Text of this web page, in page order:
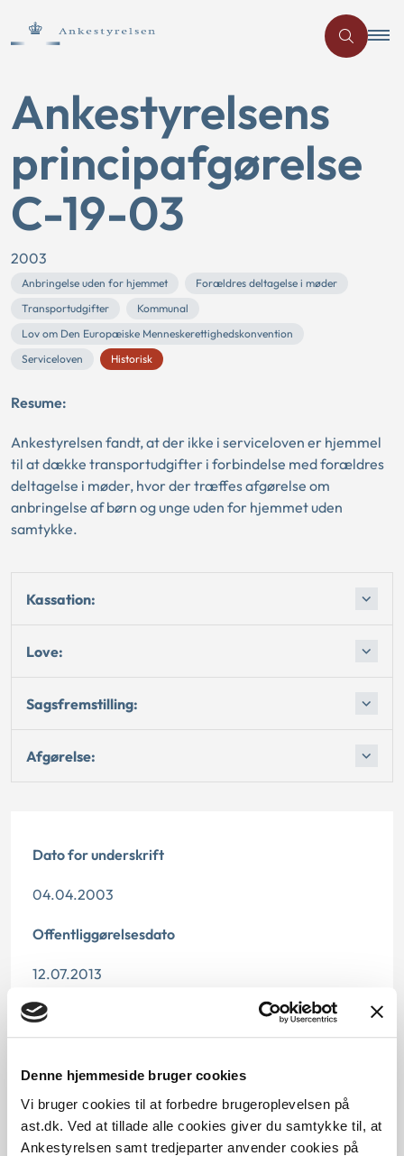
Denne hjemmeside bruger cookies
Vi bruger cookies til at forbedre brugeroplevelsen på
ast.dk. Ved at tillade alle cookies giver du samtykke til, at
Ankestyrelsen samt tredjeparter anvender cookies på
Ankestyrelsens
principafgørelse
C-19-03
2003
Anbringelse uden for hjemmet
Forældres deltagelse i møder
Transportudgifter
Kommunal
Lov om Den Europæiske Menneskerettighedskonvention
Serviceloven
Historisk
Resume:
Ankestyrelsen fandt, at der ikke i serviceloven er hjemmel
til at dække transportudgifter i forbindelse med forældres
deltagelse i møder, hvor der træffes afgørelse om
anbringelse af børn og unge uden for hjemmet uden
samtykke.
Kassation:
Love:
Sagsfremstilling:
Afgørelse:
Dato for underskrift
04.04.2003
Offentliggørelsesdato
12.07.2013
Paragraf
3500219-02